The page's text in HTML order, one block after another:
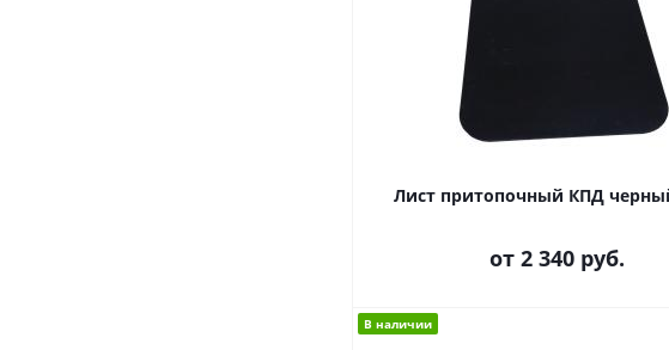
Лист притопочный КПД
от 2 340 руб.
В наличии